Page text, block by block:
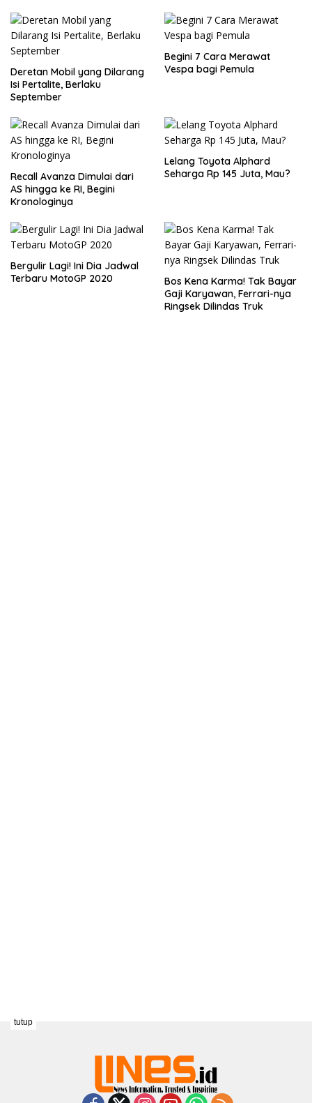
Deretan Mobil yang Dilarang
Isi Pertalite, Berlaku
September
Begini 7 Cara Merawat
Vespa bagi Pemula
Recall Avanza Dimulai dari
AS hingga ke RI, Begini
Kronologinya
Lelang Toyota Alphard
Seharga Rp 145 Juta, Mau?
Bergulir Lagi! Ini Dia Jadwal
Terbaru MotoGP 2020
Bos Kena Karma! Tak Bayar
Gaji Karyawan, Ferrari-nya
Ringsek Dilindas Truk
tutup